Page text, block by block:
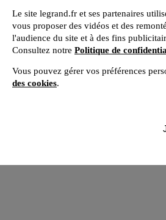
de sol
bâtiment
Le site legrand.fr et ses partenaires
vous proposer des vidéos et des
l'audience du site et à des fins
Consultez notre Politique de
Vous pouvez gérer vos préférences
des cookies.